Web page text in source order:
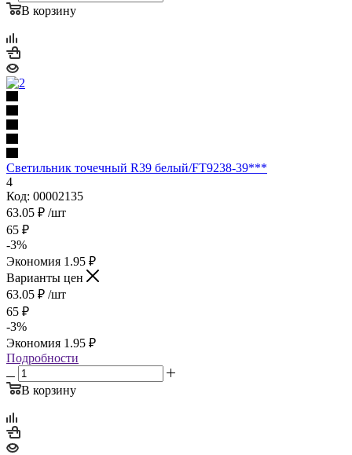
В корзину
Светильник точечный R39 белый/FT9238-39***
4
Код: 00002135
63.05 ₽ /шт
65 ₽
-3%
Экономия 1.95 ₽
Варианты цен
63.05 ₽ /шт
65 ₽
-3%
Экономия 1.95 ₽
Подробности
В корзину